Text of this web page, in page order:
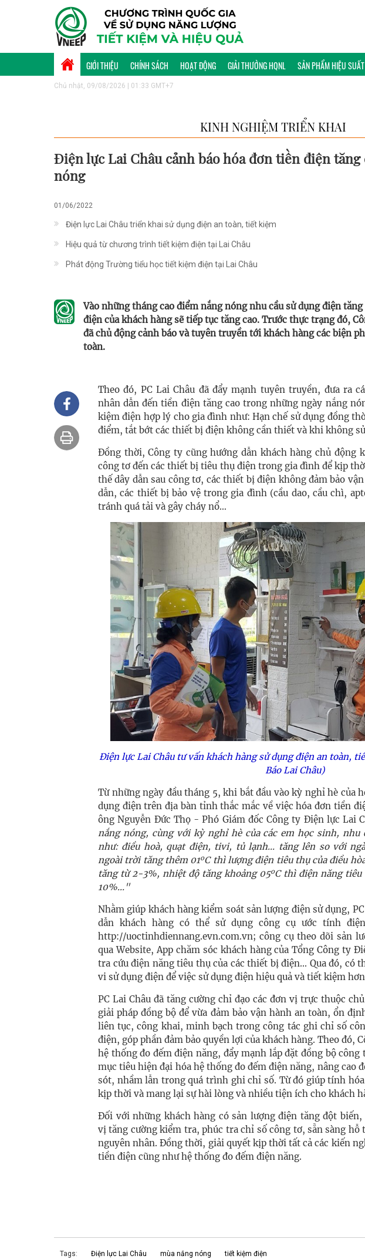
GIỚI THIỆU CHÍNH SÁCH HOẠT ĐỘNG GIẢI THƯỞNG HQNL SẢN PHẨM HIỆU
Chủ nhật, 09/08/2026 | 01:33 GMT+7
KINH NGHIỆM TRIỂN KHAI
Điện lực Lai Châu cảnh báo hóa đơn tiền điện tăng
nóng
01/06/2022
Điện lực Lai Châu triển khai sử dụng điện an toàn, tiết kiệm
Hiệu quả từ chương trình tiết kiệm điện tại Lai Châu
Phát động Trường tiểu học tiết kiệm điện tại Lai Châu
Vào những tháng cao điểm nắng nóng nhu cầu sử dụng điện
điện của khách hàng sẽ tiếp tục tăng cao. Trước thực trạng đó,
đã chủ động cảnh báo và tuyên truyền tới khách hàng các biện
toàn.
Theo đó, PC Lai Châu đã đẩy mạnh tuyên truyền, đưa ra
nhân dẫn đến tiền điện tăng cao trong những ngày nắng
kiệm điện hợp lý cho gia đình như: Hạn chế sử dụng đồng
điểm, tắt bớt các thiết bị điện không cần thiết và khi không
Đồng thời, Công ty cũng hướng dẫn khách hàng chủ động
công tơ đến các thiết bị tiêu thụ điện trong gia đình để kịp
thế dây dẫn sau công tơ, các thiết bị điện không đảm bảo
dẫn, các thiết bị bảo vệ trong gia đình (cầu dao, cầu chì,
tránh quá tải và gây cháy nổ…
Điện lực Lai Châu tư vấn khách hàng sử dụng điện an toàn,
Báo Lai Châu)
Từ những ngày đầu tháng 5, khi bắt đầu vào kỳ nghỉ hè của
dụng điện trên địa bàn tỉnh thắc mắc về việc hóa đơn tiền
ông Nguyễn Đức Thọ - Phó Giám đốc Công ty Điện lực Lai
nắng nóng, cùng với kỳ nghỉ hè của các em học sinh, nhu
như: điều hoà, quạt điện, tivi, tủ lạnh... tăng lên so với
ngoài trời tăng thêm 01oC thì lượng điện tiêu thụ của điều
tăng từ 2-3%, nhiệt độ tăng khoảng 05oC thì điện năng
10%..."
Nhằm giúp khách hàng kiểm soát sản lượng điện sử dụng,
dẫn khách hàng có thể sử dụng công cụ ước tính
http://uoctinhdiennang.evn.com.vn; công cụ theo dõi sản
qua Website, App chăm sóc khách hàng của Tổng Công ty
tra cứu điện năng tiêu thụ của các thiết bị điện... Qua đó, có
vi sử dụng điện để việc sử dụng điện hiệu quả và tiết kiệm
PC Lai Châu đã tăng cường chỉ đạo các đơn vị trực thuộc
giải pháp đồng bộ để vừa đảm bảo vận hành an toàn, ổn
liên tục, công khai, minh bạch trong công tác ghi chỉ số
điện, góp phần đảm bảo quyền lợi của khách hàng. Theo đó,
hệ thống đo đếm điện năng, đẩy mạnh lắp đặt đồng bộ
mục tiêu hiện đại hóa hệ thống đo đếm điện năng, nâng cao
sót, nhầm lẫn trong quá trình ghi chỉ số. Từ đó giúp tính
kịp thời và mang lại sự hài lòng và nhiều tiện ích cho khách
Đối với những khách hàng có sản lượng điện tăng đột biến,
vị tăng cường kiểm tra, phúc tra chỉ số công tơ, sẵn sàng hỗ
nguyên nhân. Đồng thời, giải quyết kịp thời tất cả các kiến
tiền điện cũng như hệ thống đo đếm điện năng.
Tags: Điện lực Lai Châu mùa nắng nóng tiết kiệm điện